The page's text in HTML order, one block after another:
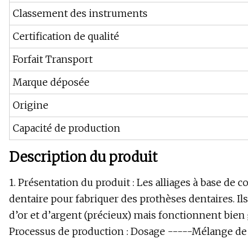
Classement des instruments
Certification de qualité
Forfait Transport
Marque déposée
Origine
Capacité de production
Description du produit
1. Présentation du produit : Les alliages à base
dentaire pour fabriquer des prothèses dentaires.
d’or et d’argent (précieux) mais fonctionnent
Processus de production : Dosage -----